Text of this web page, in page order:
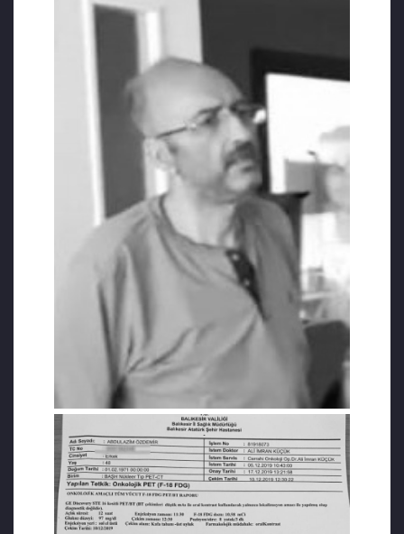
‘Tekrar ameliyat olabilirim’ dedi. İyi huylu mu
“DEFALARCA DOKTORA GİTMESİNE RAĞMEN
HASTALIK ACABA NASIL ANLAŞILMADI?”
“Bir sürü tahlilden sonra 6 Ocak 2020’de
maalesef karaciğer kanseri olduğunu ve 4.
evrede bulunduğunu öğrendim. Yıkıldım.
Defalarca doktora gitmesine rağmen 4.
evredeki bir hastalık acaba nasıl anlaşılmadı?
Acaba geç yapılan sarılık ameliyatı kansere
mi sebep oldu? İhmaller var mı? Kafamda bir
sürü soru.”
EŞİ CEZAEVİNDE KORONA OLDU, CENAZEYE
KATILAMAYACAK
Milletvekilliği düşürülmeden önce, olayın
peşine düşen Ömer Faruk Gergerlioğlu
Abdülazim Özdemir’in durumunu Meclis’te
geçen yıl defalarca gündeme getirmişti.
Sosyal medya baskısı nedeniyle Şubat
2020’de tahliye edilen Özdemir bir yıldır
Ankara’da tedavi görüyordu. 10 ve 16 yaşında
3 kızı olan Abdülazim Özdemir’in eşi, 20 yıllık
matematik öğretmeni Emir Özdemir de Gülen
cemaatine yönelik soruşturmalar